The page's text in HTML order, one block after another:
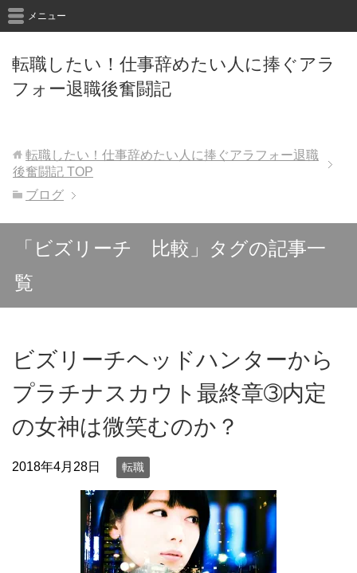
転職したい！仕事辞めたい人に捧ぐアラ
フォー退職後奮闘記
メニュー
転職したい！仕事辞めたい人に捧ぐアラフォー退職
後奮闘記 TOP
ブログ
「ビズリーチ 比較」タグの記事一
覧
ビズリーチヘッドハンターから
プラチナスカウト最終章➂内定
の女神は微笑むのか？
2018年4月28日 転職